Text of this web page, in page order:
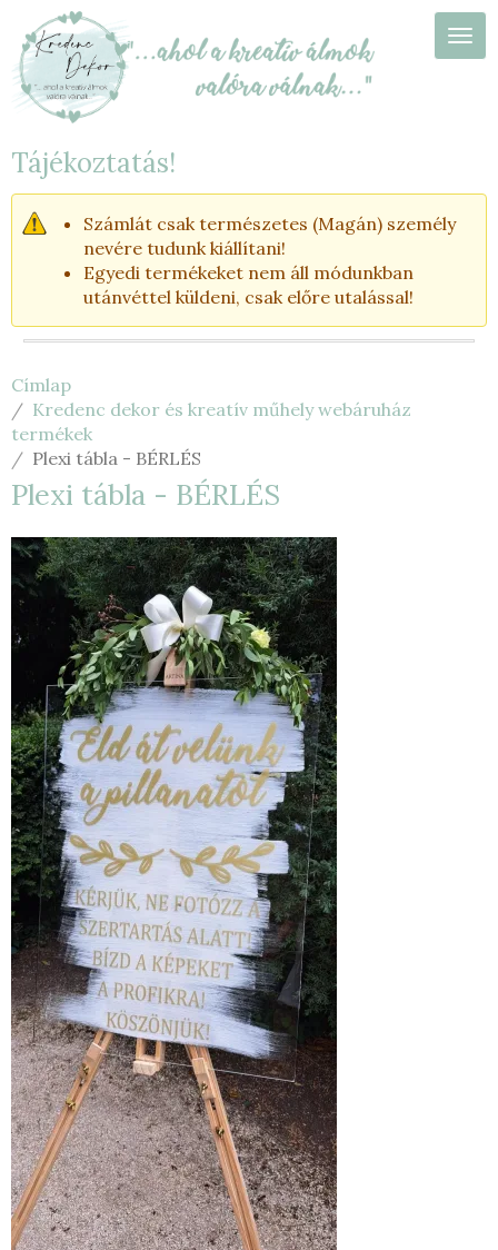
tartalomra
Tájékoztatás!
Számlát csak természetes (Magán) személy
nevére tudunk kiállítani!
Egyedi termékeket nem áll módunkban
utánvéttel küldeni, csak előre utalással!
Címlap
Kredenc dekor és kreatív műhely webáruház
termékek
Plexi tábla - BÉRLÉS
Plexi tábla - BÉRLÉS